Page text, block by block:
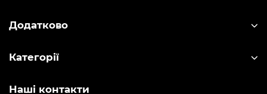
Додатково
Категорії
Наші контакти